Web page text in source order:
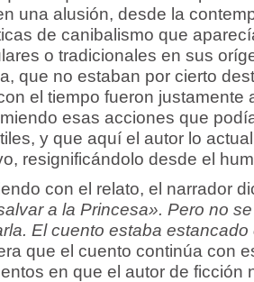
una alusión, desde la
de canibalismo que
o tradicionales en sus
que no estaban por cierto
el tiempo fueron justamente
esas acciones que
y que aquí el autor lo
resignificándolo desde el
con el relato, el narrador
a la Princesa». Pero no
El cuento estaba estancado
que el cuento continúa con
en que el autor de ficción